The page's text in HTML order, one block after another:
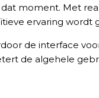
moment. Met
ervaring wordt
de interface
de algehele